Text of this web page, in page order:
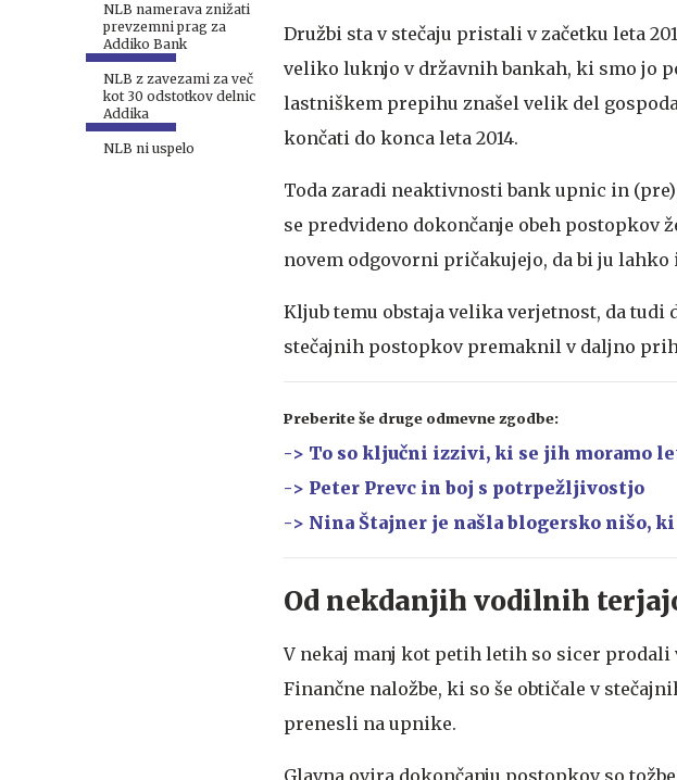
NLB namerava znižati
prevzemni prag za
Addiko Bank
NLB z zavezami za več
kot 30 odstotkov delnic
Addika
NLB ni uspelo
Družbi sta v stečaju pristali v začetku leta
veliko luknjo v državnih bankah, ki smo jo
lastniškem prepihu znašel velik del
končati do konca leta 2014.
Toda zaradi neaktivnosti bank upnic in
se predvideno dokončanje obeh postopkov
novem odgovorni pričakujejo, da bi ju
Kljub temu obstaja velika verjetnost, da tudi
stečajnih postopkov premaknil v daljno
Preberite še druge odmevne zgodbe:
-> To so ključni izzivi, ki se jih moramo
-> Peter Prevc in boj s potrpežljivostjo
-> Nina Štajner je našla blogersko nišo,
Od nekdanjih vodilnih
V nekaj manj kot petih letih so sicer
Finančne naložbe, ki so še obtičale v
prenesli na upnike.
Glavna ovira dokončanju postopkov so